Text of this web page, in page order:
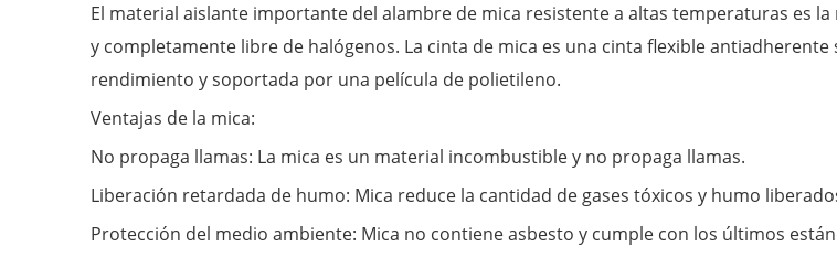
El material aislante importante del alambre de mica resistente a altas temperaturas es
y completamente libre de halógenos. La cinta de mica es una cinta flexible
rendimiento y soportada por una película de polietileno.
Ventajas de la mica:
No propaga llamas: La mica es un material incombustible y no propaga llamas.
Liberación retardada de humo: Mica reduce la cantidad de gases tóxicos y humo
Protección del medio ambiente: Mica no contiene asbesto y cumple con los últimos